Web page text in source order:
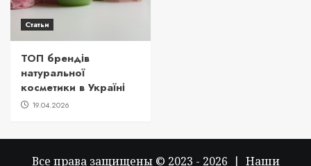
Статьи
ТОП брендів
натуральної
косметики в Україні
19.04.2026
Все права защищены © 2023 - 2026 | Наши